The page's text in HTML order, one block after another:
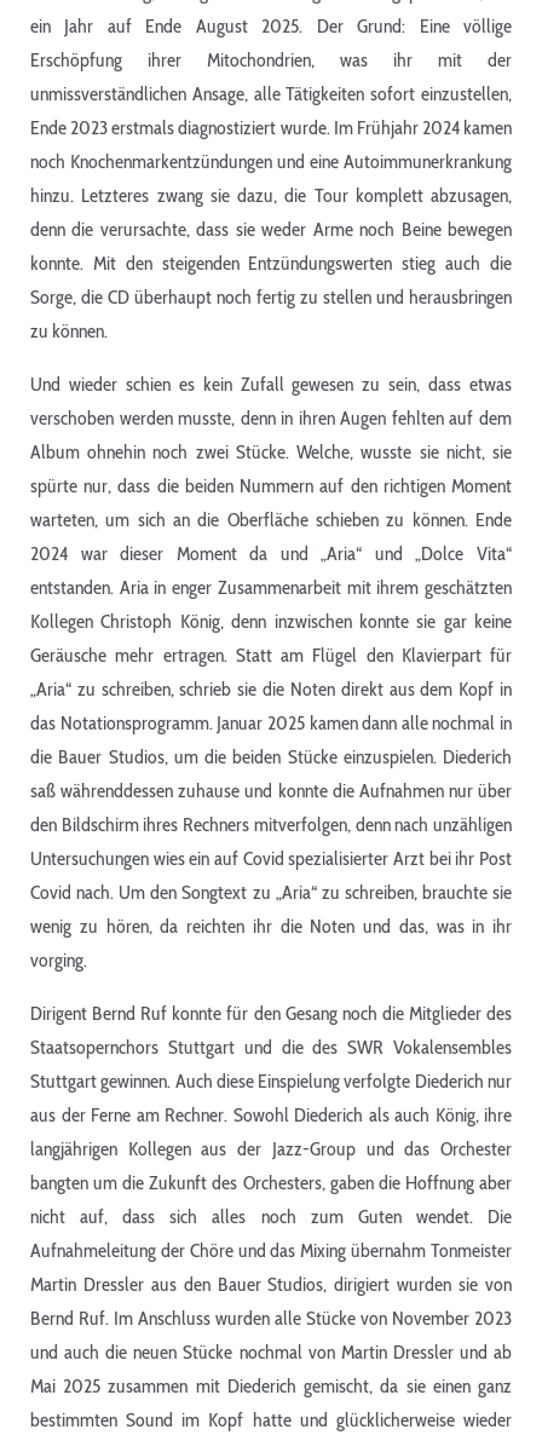
ein Jahr auf Ende August 2025. Der Grund: Eine völlige
Erschöpfung ihrer Mitochondrien, was ihr mit der
unmissverständlichen Ansage, alle Tätigkeiten sofort einzustellen,
Ende 2023 erstmals diagnostiziert wurde. Im Frühjahr 2024 kamen
noch Knochenmarkentzündungen und eine Autoimmunerkrankung
hinzu. Letzteres zwang sie dazu, die Tour komplett abzusagen,
denn die verursachte, dass sie weder Arme noch Beine bewegen
konnte. Mit den steigenden Entzündungswerten stieg auch die
Sorge, die CD überhaupt noch fertig zu stellen und herausbringen
zu können.
Und wieder schien es kein Zufall gewesen zu sein, dass etwas
verschoben werden musste, denn in ihren Augen fehlten auf dem
Album ohnehin noch zwei Stücke. Welche, wusste sie nicht, sie
spürte nur, dass die beiden Nummern auf den richtigen Moment
warteten, um sich an die Oberfläche schieben zu können. Ende
2024 war dieser Moment da und „Aria“ und „Dolce Vita“
entstanden. Aria in enger Zusammenarbeit mit ihrem geschätzten
Kollegen Christoph König, denn inzwischen konnte sie gar keine
Geräusche mehr ertragen. Statt am Flügel den Klavierpart für
„Aria“ zu schreiben, schrieb sie die Noten direkt aus dem Kopf in
das Notationsprogramm. Januar 2025 kamen dann alle nochmal in
die Bauer Studios, um die beiden Stücke einzuspielen. Diederich
saß währenddessen zuhause und konnte die Aufnahmen nur über
den Bildschirm ihres Rechners mitverfolgen, denn nach unzähligen
Untersuchungen wies ein auf Covid spezialisierter Arzt bei ihr Post
Covid nach. Um den Songtext zu „Aria“ zu schreiben, brauchte sie
wenig zu hören, da reichten ihr die Noten und das, was in ihr
vorging.
Dirigent Bernd Ruf konnte für den Gesang noch die Mitglieder des
Staatsopernchors Stuttgart und die des SWR Vokalensembles
Stuttgart gewinnen. Auch diese Einspielung verfolgte Diederich nur
aus der Ferne am Rechner. Sowohl Diederich als auch König, ihre
langjährigen Kollegen aus der Jazz-Group und das Orchester
bangten um die Zukunft des Orchesters, gaben die Hoffnung aber
nicht auf, dass sich alles noch zum Guten wendet. Die
Aufnahmeleitung der Chöre und das Mixing übernahm Tonmeister
Martin Dressler aus den Bauer Studios, dirigiert wurden sie von
Bernd Ruf. Im Anschluss wurden alle Stücke von November 2023
und auch die neuen Stücke nochmal von Martin Dressler und ab
Mai 2025 zusammen mit Diederich gemischt, da sie einen ganz
bestimmten Sound im Kopf hatte und glücklicherweise wieder